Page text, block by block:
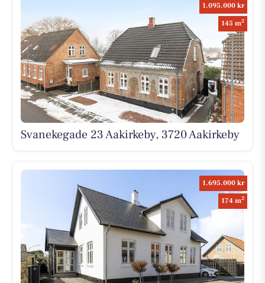
1.095.000 kr
145 m2
Svanekegade 23 Aakirkeby, 3720 Aakirkeby
1.695.000 kr
174 m2